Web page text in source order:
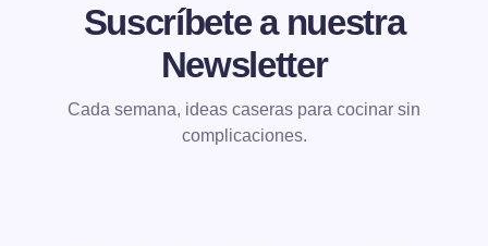
Suscríbete a nuestra
Newsletter
Cada semana, ideas caseras para cocinar sin
complicaciones.